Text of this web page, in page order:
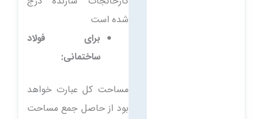
شده است
برای فولاد
ساختمانی:
مساحت كل عبارت خواهد
بود از حاصل جمع مساحت